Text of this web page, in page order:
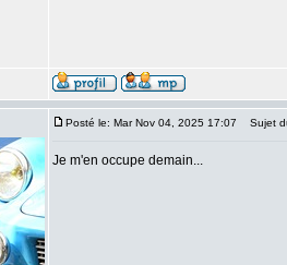
Posté le: Mar Nov 04, 2025 17:07 Sujet
Je m'en occupe demain...